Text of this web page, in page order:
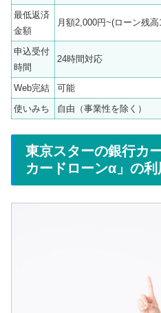
最低返済
金額
月額2,000円~(ローン残
申込受付
時間
24時間対応
Web完結
可能
使いみち
自由（事業性を除く）
東京スターの銀行カ
カードローンα」の